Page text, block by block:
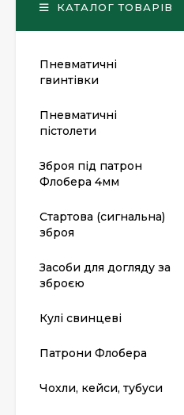
КАТАЛОГ ТОВАРІВ
Пневматичні
гвинтівки
Пневматичні
пістолети
Зброя під патрон
Флобера 4мм
Стартова (сигнальна)
зброя
Засоби для догляду за
зброєю
Кулі свинцеві
Патрони Флобера
Чохли, кейси, тубуси